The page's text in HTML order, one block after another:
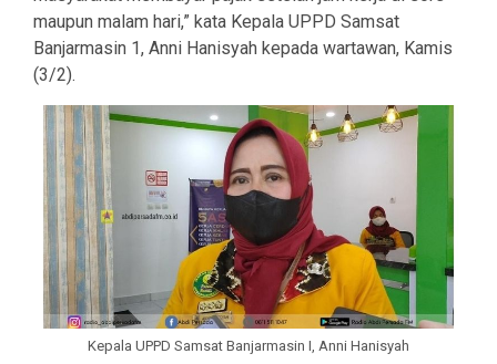
maupun malam hari,” kata Kepala UPPD Samsat
Banjarmasin 1, Anni Hanisyah kepada wartawan, Kamis
(3/2).
Kepala UPPD Samsat Banjarmasin I, Anni Hanisyah